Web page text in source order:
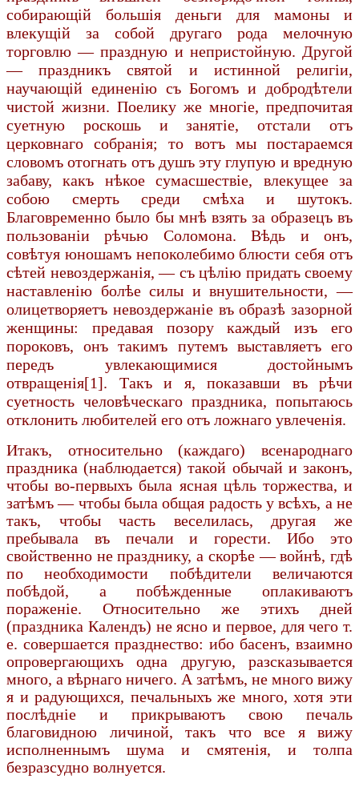
собирающій большія деньги для мамоны и
влекущій за собой другаго рода мелочную
торговлю — праздную и непристойную. Другой
— праздникъ святой и истинной религіи,
научающій единенію съ Богомъ и добродѣтели
чистой жизни. Поелику же многіе, предпочитая
суетную роскошь и занятіе, отстали отъ
церковнаго собранія; то вотъ мы постараемся
словомъ отогнать отъ душъ эту глупую и вредную
забаву, какъ нѣкое сумасшествіе, влекущее за
собою смерть среди смѣха и шутокъ.
Благовременно было бы мнѣ взять за образецъ въ
пользованіи рѣчью Соломона. Вѣдь и онъ,
совѣтуя юношамъ непоколебимо блюсти себя отъ
сѣтей невоздержанія, — съ цѣлію придать своему
наставленію болѣе силы и внушительности, —
олицетворяетъ невоздержаніе въ образѣ зазорной
женщины: предавая позору каждый изъ его
пороковъ, онъ такимъ путемъ выставляетъ его
передъ увлекающимися достойнымъ
отвращенія[1]. Такъ и я, показавши въ рѣчи
суетность человѣческаго праздника, попытаюсь
отклонить любителей его отъ ложнаго увлеченія.
Итакъ, относительно (каждаго) всенароднаго
праздника (наблюдается) такой обычай и законъ,
чтобы во-первыхъ была ясная цѣль торжества, и
затѣмъ — чтобы была общая радость у всѣхъ, а не
такъ, чтобы часть веселилась, другая же
пребывала въ печали и горести. Ибо это
свойственно не празднику, а скорѣе — войнѣ, гдѣ
по необходимости побѣдители величаются
побѣдой, а побѣжденные оплакиваютъ
пораженіе. Относительно же этихъ дней
(праздника Календъ) не ясно и первое, для чего т.
е. совершается празднество: ибо басенъ, взаимно
опровергающихъ одна другую, разсказывается
много, а вѣрнаго ничего. А затѣмъ, не много вижу
я и радующихся, печальныхъ же много, хотя эти
послѣдніе и прикрываютъ свою печаль
благовидною личиной, такъ что все я вижу
исполненнымъ шума и смятенія, и толпа
безразсудно волнуется.